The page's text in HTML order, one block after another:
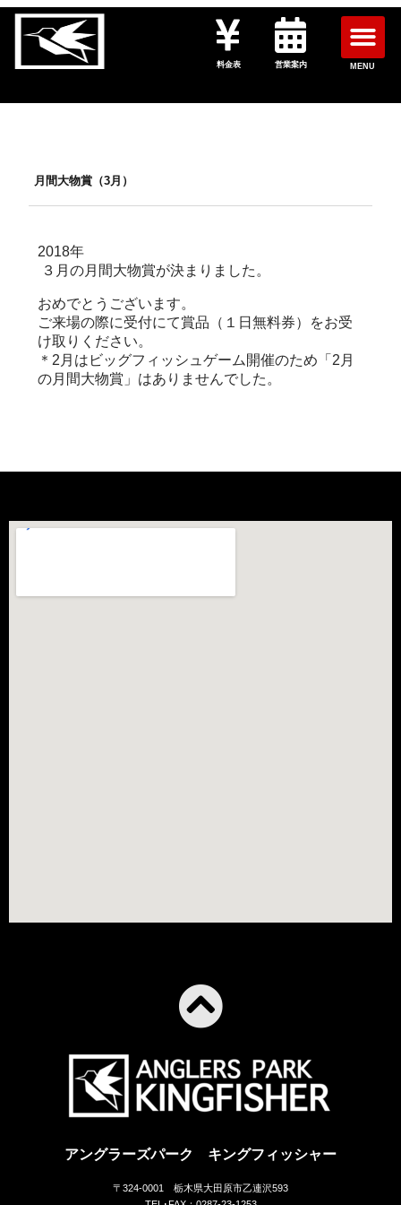
料金表 営業案内 MENU
月間大物賞（3月）
2018年
３月の月間大物賞が決まりました。
おめでとうございます。
ご来場の際に受付にて賞品（１日無料券）をお受
け取りください。
＊2月はビッグフィッシュゲーム開催のため「2月
の月間大物賞」はありませんでした。
アングラーズパーク キングフィッシャー
〒324-0001 栃木県大田原市乙連沢593